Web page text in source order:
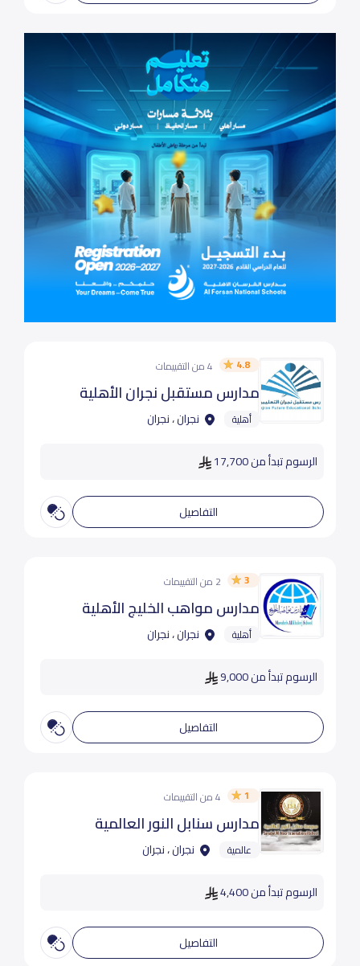
4.8 4 من التقييمات
مدارس مستقبل نجران الأهلية
أهلية نجران ، نجران
الرسوم تبدأ من 17,700
التفاصيل
3 2 من التقييمات
مدارس مواهب الخليج الأهلية
أهلية نجران ، نجران
الرسوم تبدأ من 9,000
التفاصيل
1 4 من التقييمات
مدارس سنابل النور العالمية
عالمية نجران ، نجران
الرسوم تبدأ من 4,400
التفاصيل